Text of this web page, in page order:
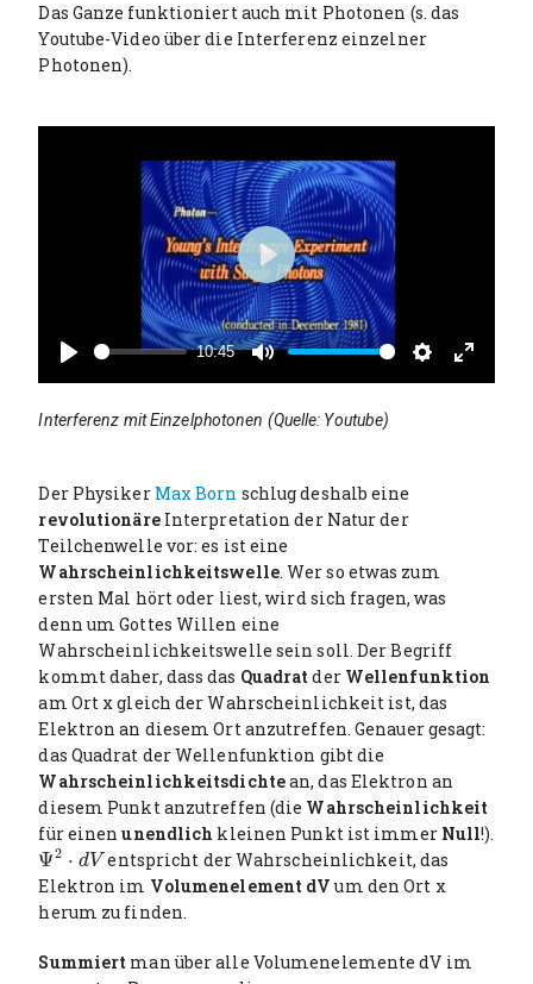
Das Ganze funktioniert auch mit Photonen (s. das
Youtube-Video über die Interferenz einzelner
Photonen).
a
10:45
e
n
P
l
a
y
Interferenz mit Einzelphotonen (Quelle: Youtube)
Der Physiker Max Born schlug deshalb eine
revolutionäre Interpretation der Natur der
Teilchenwelle vor: es ist eine
Wahrscheinlichkeitswelle. Wer so etwas zum
ersten Mal hört oder liest, wird sich fragen, was
denn um Gottes Willen eine
Wahrscheinlichkeitswelle sein soll. Der Begriff
kommt daher, dass das Quadratder Wellenfunktion
am Ort x gleich der Wahrscheinlichkeit ist, das
Elektron an diesem Ort anzutreffen. Genauer gesagt:
das Quadrat der Wellenfunktion gibt die
Wahrscheinlichkeitsdichtean, das Elektron an
diesem Punkt anzutreffen (die Wahrscheinlichkeit
für einenunendlich kleinen Punkt ist immer Null!).
Ψ2 ⋅ dV
Ψ2 d V
entspricht der Wahrscheinlichkeit, das
Elektron im Volumenelement dV um den Ort x
herum zu finden.
Summiert man über alle Volumenelemente dV im